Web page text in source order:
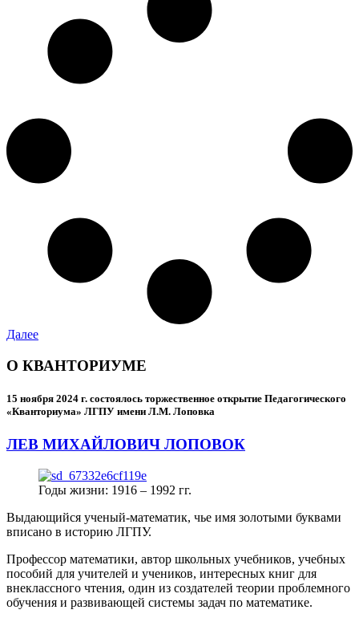
Далее
О КВАНТОРИУМЕ
15 ноября 2024 г. состоялось торжественное открытие Педагогического
«Кванториума» ЛГПУ имени Л.М. Лоповка
ЛЕВ МИХАЙЛОВИЧ ЛОПОВОК
Годы жизни: 1916 – 1992 гг.
Выдающийся ученый-математик, чье имя золотыми буквами
вписано в историю ЛГПУ.
Профессор математики, автор школьных учебников, учебных
пособий для учителей и учеников, интересных книг для
внеклассного чтения, один из создателей теории проблемного
обучения и развивающей системы задач по математике.